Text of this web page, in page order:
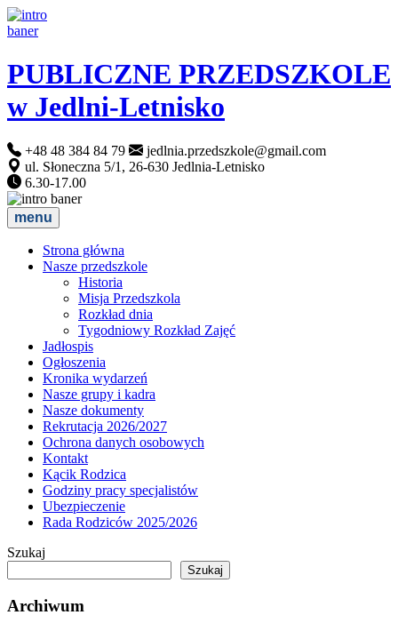
PUBLICZNE PRZEDSZKOLE
w Jedlni-Letnisko
+48 48 384 84 79
jedlnia.przedszkole@gmail.com
ul. Słoneczna 5/1, 26-630 Jedlnia-Letnisko
6.30-17.00
menu
Strona główna
Nasze przedszkole
Historia
Misja Przedszkola
Rozkład dnia
Tygodniowy Rozkład Zajęć
Jadłospis
Ogłoszenia
Kronika wydarzeń
Nasze grupy i kadra
Nasze dokumenty
Rekrutacja 2026/2027
Ochrona danych osobowych
Kontakt
Kącik Rodzica
Godziny pracy specjalistów
Ubezpieczenie
Rada Rodziców 2025/2026
Szukaj
Szukaj
Archiwum